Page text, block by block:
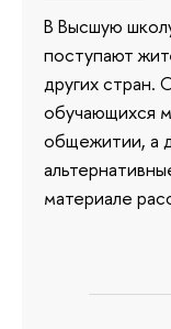
В Высшую
поступают
других стран.
обучающихся
общежитии, а
материале